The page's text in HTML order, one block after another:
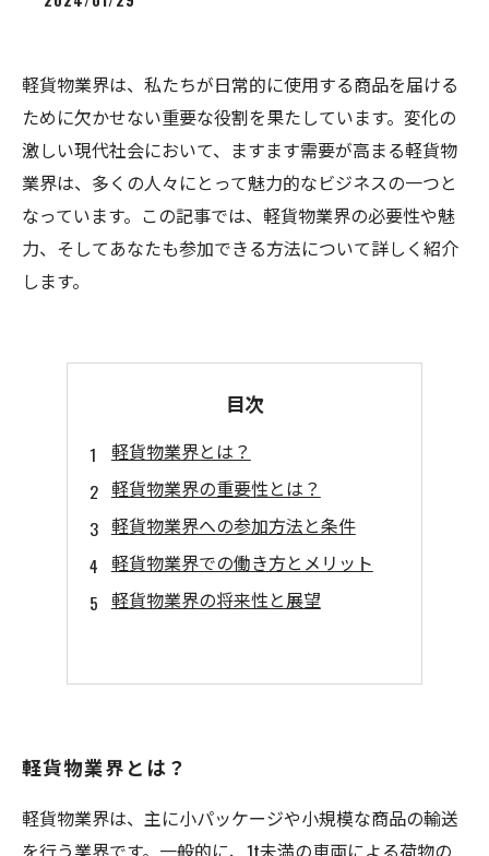
軽貨物業界は、私たちが日常的に使用する商品を届ける
ために欠かせない重要な役割を果たしています。変化の
激しい現代社会において、ますます需要が高まる軽貨物
業界は、多くの人々にとって魅力的なビジネスの一つと
なっています。この記事では、軽貨物業界の必要性や魅
力、そしてあなたも参加できる方法について詳しく紹介
します。
目次
軽貨物業界とは？
軽貨物業界の重要性とは？
軽貨物業界への参加方法と条件
軽貨物業界での働き方とメリット
軽貨物業界の将来性と展望
軽貨物業界とは？
軽貨物業界は、主に小パッケージや小規模な商品の輸送
を行う業界です。一般的に、1t未満の車両による荷物の